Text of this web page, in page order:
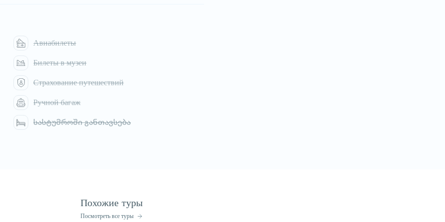
Авиабилеты
Билеты в музеи
Страхование путешествий
Ручной багаж
სასტუმროში განთავსება
Похожие туры
Посмотреть все туры